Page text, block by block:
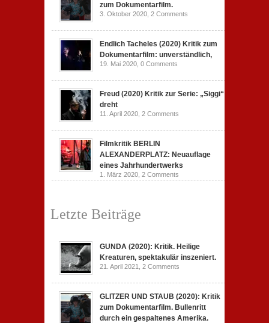
zum Dokumentarfilm.
3. Oktober 2020, 2 Comments
Endlich Tacheles (2020) Kritik zum
Dokumentarfilm: unverständlich,
19. Mai 2020, 0 Comments
Freud (2020) Kritik zur Serie: „Siggi“
dreht
11. April 2020, 2 Comments
Filmkritik BERLIN
ALEXANDERPLATZ: Neuauflage
eines Jahrhundertwerks
1. März 2020, 2 Comments
Letzte Beiträge
GUNDA (2020): Kritik. Heilige
Kreaturen, spektakulär inszeniert.
21. April 2021, 2 Comments
GLITZER UND STAUB (2020): Kritik
zum Dokumentarfilm. Bullenritt
durch ein gespaltenes Amerika.